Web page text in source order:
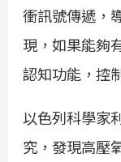
衝訊號傳遞，
現，如果能夠
認知功能，控
以色列科學家
究，發現高壓